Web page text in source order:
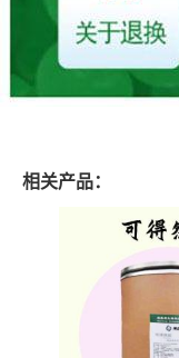
相关产品：